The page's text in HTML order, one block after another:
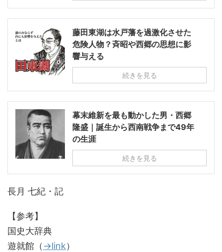
藤田東湖は水戸藩を過激化させた
危険人物？斉昭や西郷の思想に影
響与える
続きを見る
幕末維新を最も動かした男・西郷
隆盛｜誕生から西南戦争まで49年
の生涯
続きを見る
長月 七紀・記
【参考】
国史大辞典
遊就館（ →link）